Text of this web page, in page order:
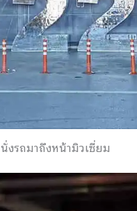
นั่งรถมาถึงหน้ามิวเซี่ยม